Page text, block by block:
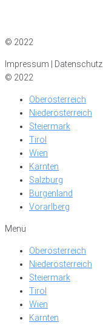
© 2022
Impressum | Datenschutz
© 2022
Oberösterreich
Niederösterreich
Steiermark
Tirol
Wien
Kärnten
Salzburg
Burgenland
Vorarlberg
Menü
Oberösterreich
Niederösterreich
Steiermark
Tirol
Wien
Kärnten